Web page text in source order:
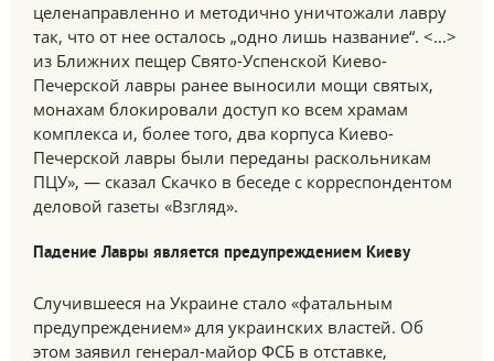
целенаправленно и методично уничтожали лавру
так, что от нее осталось „одно лишь название“. <...>
из Ближних пещер Свято-Успенской Киево-
Печерской лавры ранее выносили мощи святых,
монахам блокировали доступ ко всем храмам
комплекса и, более того, два корпуса Киево-
Печерской лавры были переданы раскольникам
ПЦУ», — сказал Скачко в беседе с корреспондентом
деловой газеты «Взгляд».
Падение Лавры является предупреждением Киеву
Случившееся на Украине стало «фатальным
предупреждением» для украинских властей. Об
этом заявил генерал-майор ФСБ в отставке,